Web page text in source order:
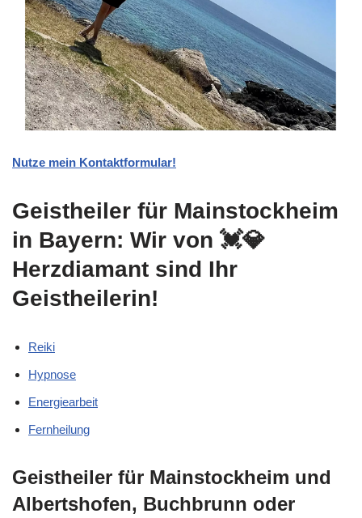
Nutze mein Kontaktformular!
Geistheiler für Mainstockheim
in Bayern: Wir von 💓️💎
Herzdiamant sind Ihr
Geistheilerin!
Reiki
Hypnose
Energiearbeit
Fernheilung
Geistheiler für Mainstockheim und
Albertshofen, Buchbrunn oder